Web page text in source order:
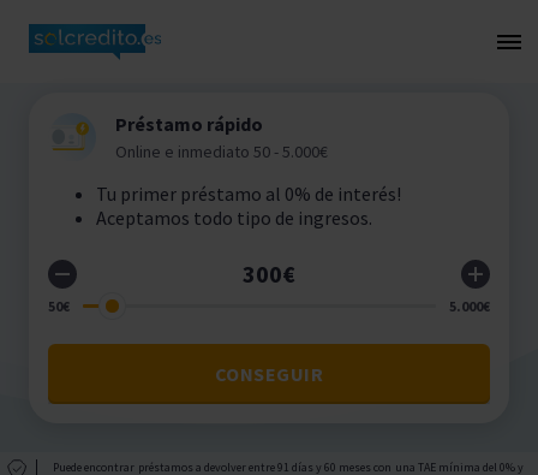
Préstamo rápido
Online e inmediato 50 - 5.000€
Tu primer préstamo al 0% de interés!
Aceptamos todo tipo de ingresos.
CONSEGUIR
Puede encontrar préstamos a devolver entre 91 días y 60 meses con una TAE mínima del 0% y